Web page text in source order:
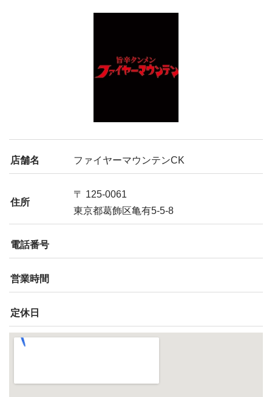
店舗名 ファイヤーマウンテンCK
住所
〒 125-0061
東京都葛飾区亀有5-5-8
電話番号
営業時間
定休日